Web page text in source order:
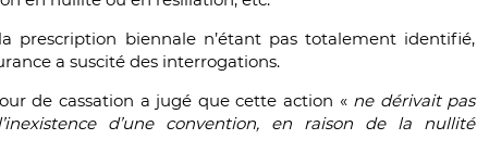
prescription biennale n’étant pas totalement identifié,
a suscité des interrogations.
de cassation a jugé que cette action « ne dérivait pas
d’une convention, en raison de la nullité